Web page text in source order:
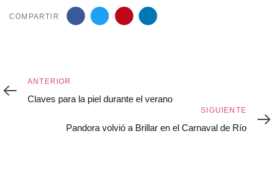
COMPARTIR
Anterior
ANTERIOR
Claves para la piel durante el verano
SIGUIENTE
Pandora volvió a Brillar en el Carnaval de Río